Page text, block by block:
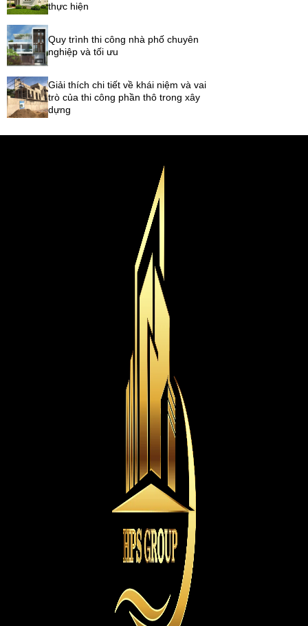
thực hiện
Quy trình thi công nhà phố chuyên
nghiệp và tối ưu
Giải thích chi tiết về khái niệm và vai
trò của thi công phần thô trong xây
dựng